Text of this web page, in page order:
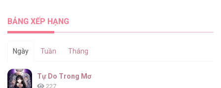
BẢNG XẾP HẠNG
Ngày Tuần Tháng
Tự Do Trong Mơ
227